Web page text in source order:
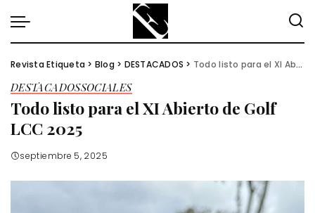
Revista Etiqueta > Blog > DESTACADOS > Todo listo para el XI Abierto de Golf LCC 2025
DESTACADOSSOCIALES
Todo listo para el XI Abierto de Golf
LCC 2025
septiembre 5, 2025